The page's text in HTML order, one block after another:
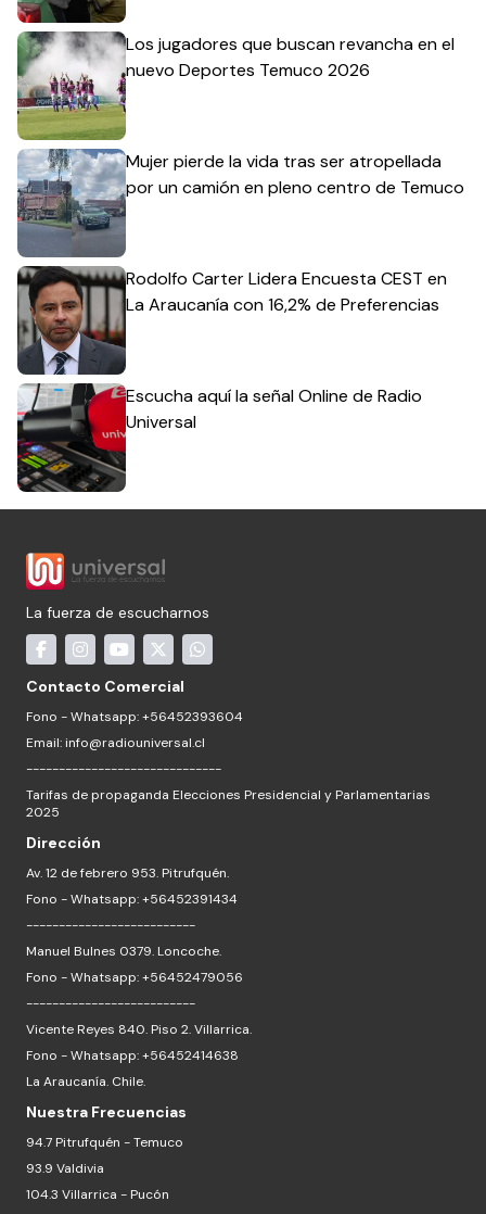
Los jugadores que buscan revancha en el
nuevo Deportes Temuco 2026
Mujer pierde la vida tras ser atropellada
por un camión en pleno centro de Temuco
Rodolfo Carter Lidera Encuesta CEST en
La Araucanía con 16,2% de Preferencias
Escucha aquí la señal Online de Radio
Universal
La fuerza de escucharnos
Contacto Comercial
Fono - Whatsapp: +56452393604
Email: info@radiouniversal.cl
------------------------------
Tarifas de propaganda Elecciones Presidencial y Parlamentarias
2025
Dirección
Av. 12 de febrero 953. Pitrufquén.
Fono - Whatsapp: +56452391434
--------------------------
Manuel Bulnes 0379. Loncoche.
Fono - Whatsapp: +56452479056
--------------------------
Vicente Reyes 840. Piso 2. Villarrica.
Fono - Whatsapp: +56452414638
La Araucanía. Chile.
Nuestra Frecuencias
94.7 Pitrufquén - Temuco
93.9 Valdivia
104.3 Villarrica - Pucón